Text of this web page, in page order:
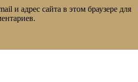
и адрес сайта в этом браузере для